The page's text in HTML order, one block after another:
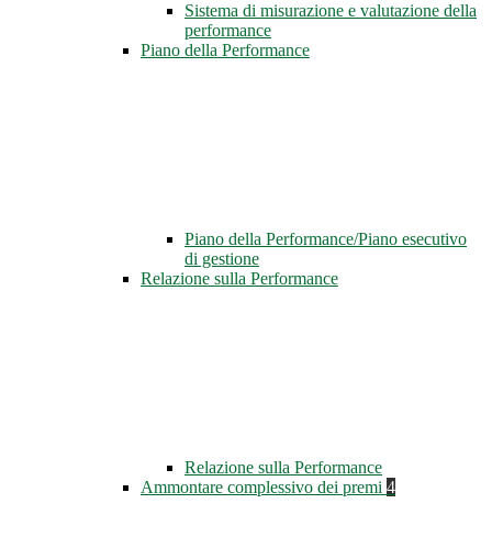
Sistema di misurazione e valutazione della
performance
Piano della Performance
Piano della Performance/Piano esecutivo
di gestione
Relazione sulla Performance
Relazione sulla Performance
Ammontare complessivo dei premi 4